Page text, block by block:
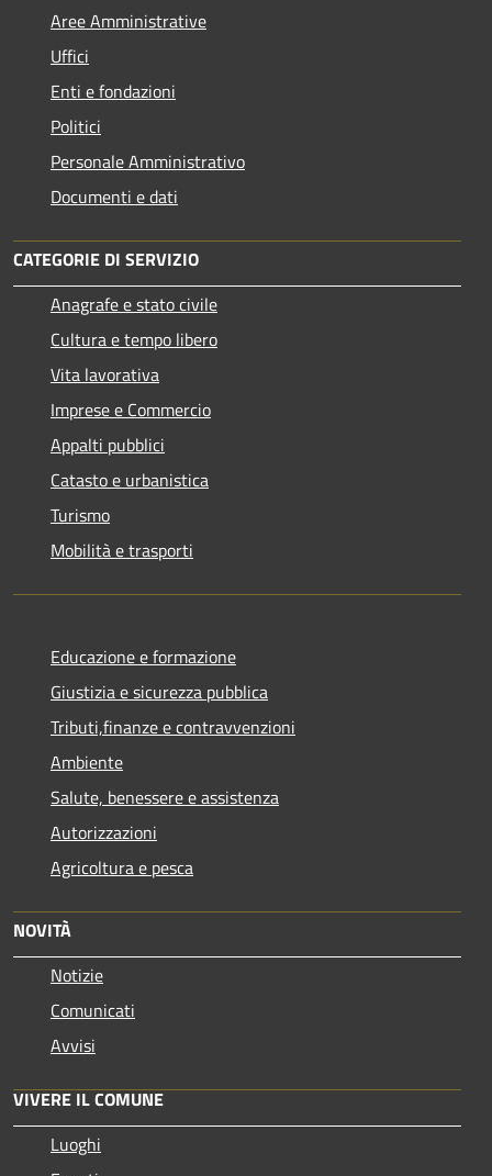
Aree Amministrative
Uffici
Enti e fondazioni
Politici
Personale Amministrativo
Documenti e dati
CATEGORIE DI SERVIZIO
Anagrafe e stato civile
Cultura e tempo libero
Vita lavorativa
Imprese e Commercio
Appalti pubblici
Catasto e urbanistica
Turismo
Mobilità e trasporti
Educazione e formazione
Giustizia e sicurezza pubblica
Tributi,finanze e contravvenzioni
Ambiente
Salute, benessere e assistenza
Autorizzazioni
Agricoltura e pesca
NOVITÀ
Notizie
Comunicati
Avvisi
VIVERE IL COMUNE
Luoghi